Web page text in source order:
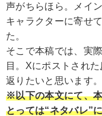
声がちらほら。メイ
キャラクターに寄せ
た。
そこで本稿では、実
目。Xにポストされ
返りたいと思います。
※以下の本文にて、
とっては“ネタバレ”